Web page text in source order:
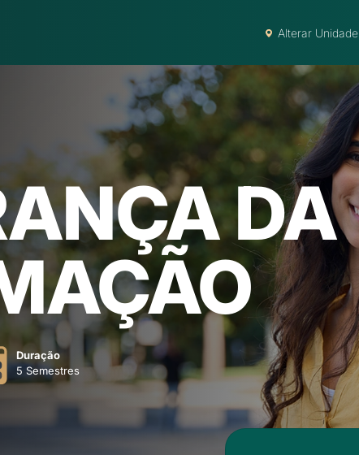
Alterar Unidade
DA
Duração
5 Semestres